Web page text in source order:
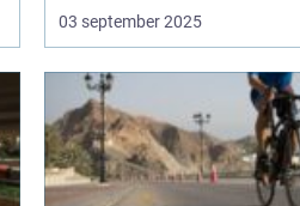
03 september 2025